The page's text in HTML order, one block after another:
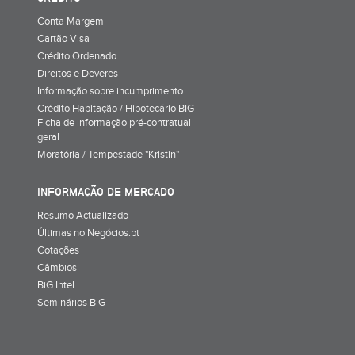
Conta Margem
Cartão Visa
Crédito Ordenado
Direitos e Deveres
Informação sobre incumprimento
Crédito Habitação / Hipotecário BIG
Ficha de informação pré-contratual
geral
Moratória / Tempestade "Kristin"
INFORMAÇÃO DE MERCADO
Resumo Actualizado
Últimas no Negócios.pt
Cotações
Câmbios
BiG Intel
Seminários BiG